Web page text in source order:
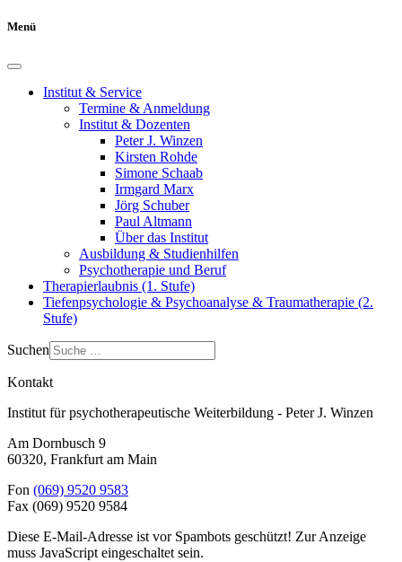
Menü
Institut & Service
Termine & Anmeldung
Institut & Dozenten
Peter J. Winzen
Kirsten Rohde
Simone Schaab
Irmgard Marx
Jörg Schuber
Paul Altmann
Über das Institut
Ausbildung & Studienhilfen
Psychotherapie und Beruf
Therapierlaubnis (1. Stufe)
Tiefenpsychologie & Psychoanalyse & Traumatherapie (2.
Stufe)
Suchen
Kontakt
Institut für psychotherapeutische Weiterbildung - Peter J. Winzen
Am Dornbusch 9
60320, Frankfurt am Main
Fon (069) 9520 9583
Fax (069) 9520 9584
Diese E-Mail-Adresse ist vor Spambots geschützt! Zur Anzeige
muss JavaScript eingeschaltet sein.